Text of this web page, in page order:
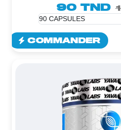
90 TND
COMMANDER